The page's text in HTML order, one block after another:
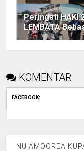
Peringati HAKI
LEMBATA
KOMENTAR
FACEBOOK:
NU AMOOREA